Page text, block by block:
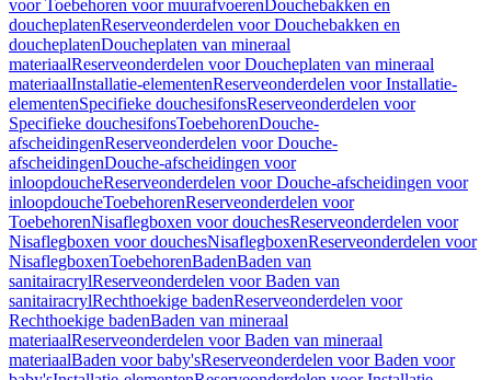
voor Toebehoren voor muurafvoerenDouchebakken en
doucheplatenReserveonderdelen voor Douchebakken en
doucheplatenDoucheplaten van mineraal
materiaalReserveonderdelen voor Doucheplaten van mineraal
materiaalInstallatie-elementenReserveonderdelen voor Installatie-
elementenSpecifieke douchesifonsReserveonderdelen voor
Specifieke douchesifonsToebehorenDouche-
afscheidingenReserveonderdelen voor Douche-
afscheidingenDouche-afscheidingen voor
inloopdoucheReserveonderdelen voor Douche-afscheidingen voor
inloopdoucheToebehorenReserveonderdelen voor
ToebehorenNisaflegboxen voor douchesReserveonderdelen voor
Nisaflegboxen voor douchesNisaflegboxenReserveonderdelen voor
NisaflegboxenToebehorenBadenBaden van
sanitairacrylReserveonderdelen voor Baden van
sanitairacrylRechthoekige badenReserveonderdelen voor
Rechthoekige badenBaden van mineraal
materiaalReserveonderdelen voor Baden van mineraal
materiaalBaden voor baby'sReserveonderdelen voor Baden voor